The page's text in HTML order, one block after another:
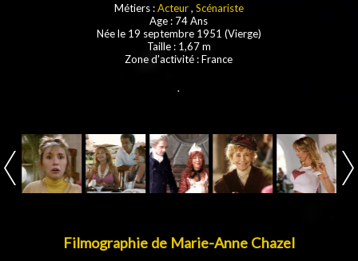
Métiers :Acteur, Scénariste
Age : 74 Ans
Née le 19 septembre 1951 (Vierge)
Taille : 1,67 m
Zone d'activité : France
.
Filmographie de Marie-Anne Chazel